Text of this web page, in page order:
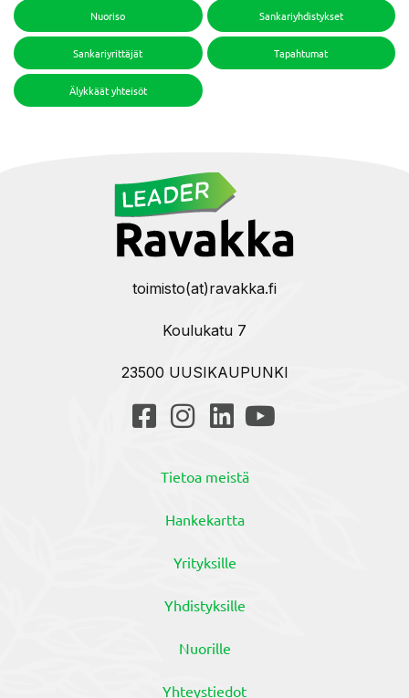
Nuoriso Sankariyhdistykset
Sankariyrittäjät Tapahtumat
Älykkäät yhteisöt
toimisto(at)ravakka.fi
Koulukatu 7
23500 UUSIKAUPUNKI
Tietoa meistä
Hankekartta
Yrityksille
Yhdistyksille
Nuorille
Yhteystiedot